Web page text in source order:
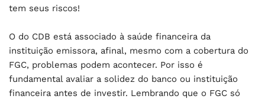
tem seus riscos!
O do CDB está associado à saúde financeira da
instituição emissora, afinal, mesmo com a cobertura do
FGC, problemas podem acontecer. Por isso é
fundamental avaliar a solidez do banco ou instituição
financeira antes de investir. Lembrando que o FGC só